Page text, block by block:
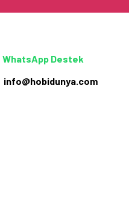
WhatsApp Destek
info@hobidunya.com